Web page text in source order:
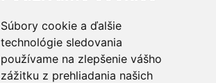
Súbory cookie a ďalšie
technológie sledovania
používame na zlepšenie vášho
zážitku z prehliadania našich